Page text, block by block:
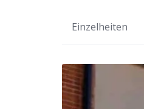
Einzelheiten